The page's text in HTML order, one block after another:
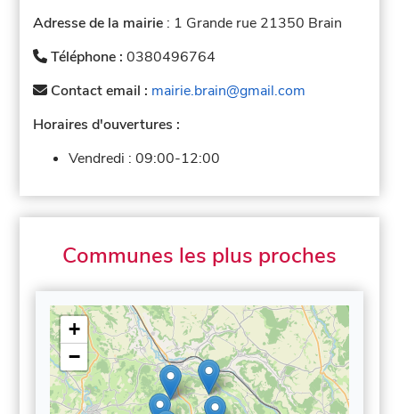
Adresse de la mairie : 1 Grande rue 21350 Brain
Téléphone :0380496764
Contact email : mairie.brain@gmail.com
Horaires d'ouvertures :
Vendredi :09:00-12:00
Communes les plus proches
+
−